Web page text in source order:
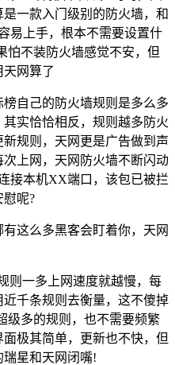
一款入门级别的防火墙，和
易上手，根本不需要设置什
怕不装防火墙感觉不安，但
网算了
自己的防火墙规则是多么多
实恰恰相反，规则越多防火
规则，天网更是广告做到声
上网，天网防火墙不断闪动
接本机XX端口，该包已被拦
呢?
这么多黑客会盯着你，天网
则一多上网速度就越慢，每
千条规则去衡量，这不傻掉
级多的规则，也不需要频繁
极其简单，更新也不快，但
瑞星和天网闭嘴!